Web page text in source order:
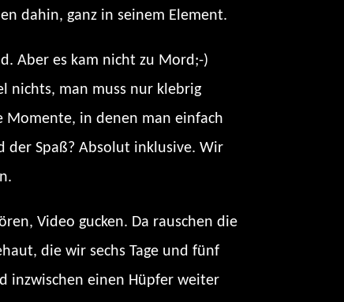
dahin, ganz in seinem Element.
Aber es kam nicht zu Mord;-)
nichts, man muss nur klebrig
Momente, in denen man einfach
der Spaß? Absolut inklusive. Wir
Video gucken. Da rauschen die
die wir sechs Tage und fünf
inzwischen einen Hüpfer weiter